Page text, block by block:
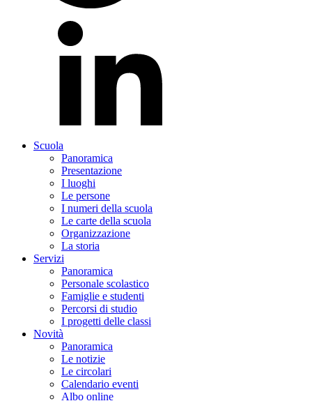
Scuola
Panoramica
Presentazione
I luoghi
Le persone
I numeri della scuola
Le carte della scuola
Organizzazione
La storia
Servizi
Panoramica
Personale scolastico
Famiglie e studenti
Percorsi di studio
I progetti delle classi
Novità
Panoramica
Le notizie
Le circolari
Calendario eventi
Albo online